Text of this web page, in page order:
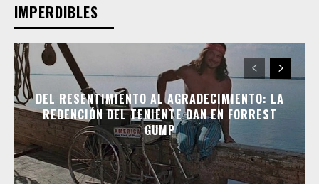
IMPERDIBLES
DEL RESENTIMIENTO AL AGRADECIMIENTO: LA
REDENCIÓN DEL TENIENTE DAN EN FORREST
GUMP